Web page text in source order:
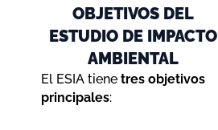
OBJETIVOS DEL
ESTUDIO DE IMPACTO
AMBIENTAL
El ESIA tiene tres objetivos
principales: